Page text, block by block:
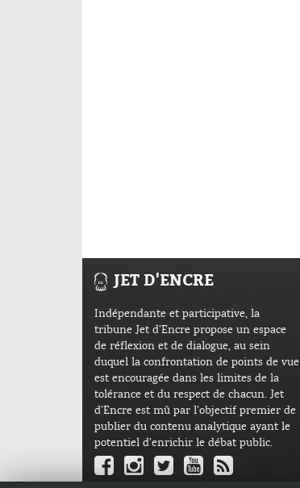
JET D'ENCRE
Indépendante et participative, la
tribune Jet d’Encre propose un espace
de réflexion et de dialogue, au sein
duquel la confrontation de points de vue
est encouragée dans les limites de la
tolérance et du respect de chacun. Jet
d’Encre est mû par l’objectif premier de
publier du contenu analytique ayant le
potentiel d’enrichir le débat public.